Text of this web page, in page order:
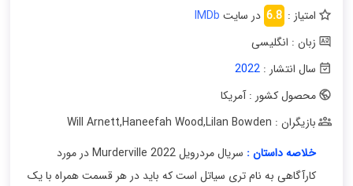
امتیاز : 6.8 در سایت IMDb
زبان : انگلیسی
سال انتشار :2022
محصول کشور : آمریکا
بازیگران : Will Arnett
,Haneefah Wood,Lilan Bowden
خلاصه داستان :
سریال مردرویل Murderville 2022 در مورد
کارآگاهی به نام تری سیاتل است که باید در هر قسمت همراه با یک